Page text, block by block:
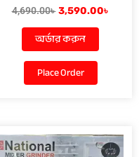
4,690.00৳ 3,590.00৳
অর্ডার করুন
Place Order